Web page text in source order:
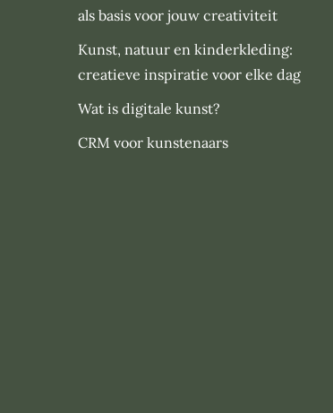
als basis voor jouw creativiteit
Kunst, natuur en kinderkleding:
creatieve inspiratie voor elke dag
Wat is digitale kunst?
CRM voor kunstenaars